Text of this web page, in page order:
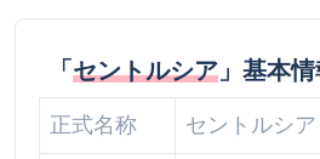
「セントルシア 」基本
正式名称 セントルシア